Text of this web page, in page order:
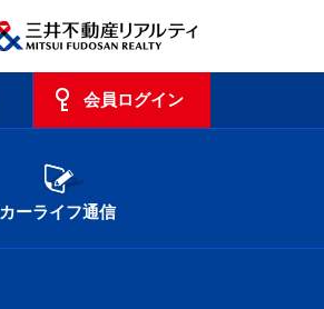
会員ログイン
カーライフ通信